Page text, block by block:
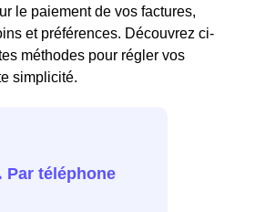
le paiement de vos factures,
et préférences. Découvrez ci-
méthodes pour régler vos
simplicité.
Par téléphone